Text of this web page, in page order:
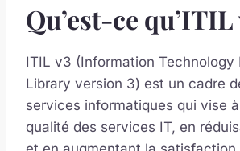
Qu’est-ce qu’ITIL
ITIL v3 (Information Technology
Library version 3) est un cadre
services informatiques qui vise
qualité des services IT, en